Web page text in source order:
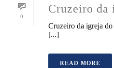
0
Cruzeiro da
Cruzeiro da igreja
[...]
READ MORE